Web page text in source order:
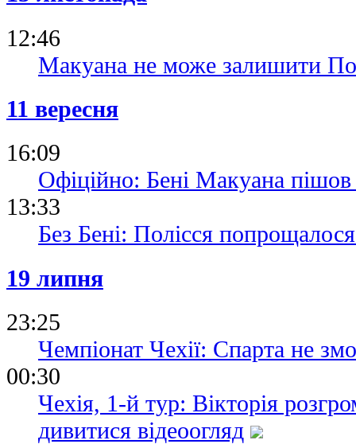
12:46
Макуана не може залишити
11 вересня
16:09
Офіційно: Бені Макуана пішов
13:33
Без Бені: Полісся
19 липня
23:25
Чемпіонат Чехії: Спарта не
00:30
Чехія, 1-й тур: Вікторія
дивитися відеоогляд